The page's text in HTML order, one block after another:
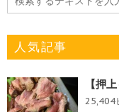
人気記事
【押
25,404